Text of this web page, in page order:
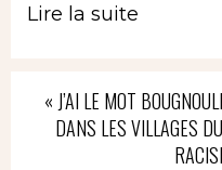
Lire la suite
« J’AI LE MOT
DANS LES VILLAGES